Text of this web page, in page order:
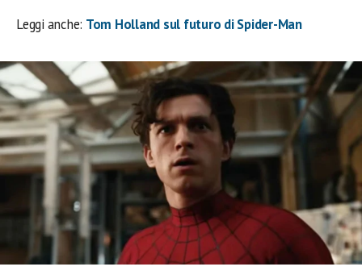
Leggi anche: Tom Holland sul futuro di Spider-Man